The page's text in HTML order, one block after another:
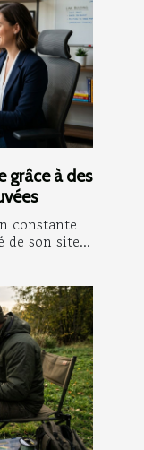
grâce à des
constante
son site...